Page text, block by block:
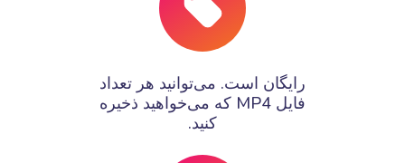
رایگان است. می‌توانید هر تعداد
فایل MP4 که می‌خواهید ذخیره
کنید.